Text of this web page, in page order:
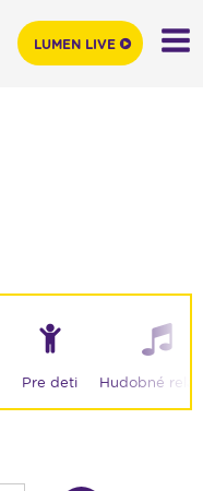
Pre deti Hudobné
LUMEN LIVE